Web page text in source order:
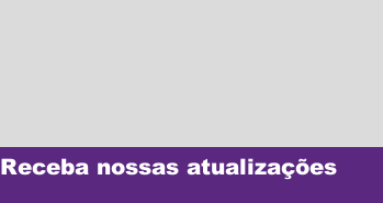
Receba nossas atualizações